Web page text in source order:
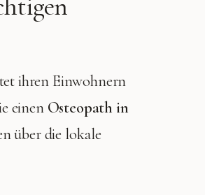
ihren Einwohnern
einen Osteopath in
über die lokale